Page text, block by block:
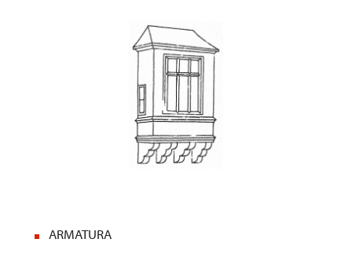
ARMATURA